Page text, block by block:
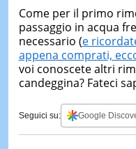
Come per il primo
passaggio in acqua
necessario (e
appena comprati,
voi conoscete altri
candeggina? Fateci
Seguici su: Google